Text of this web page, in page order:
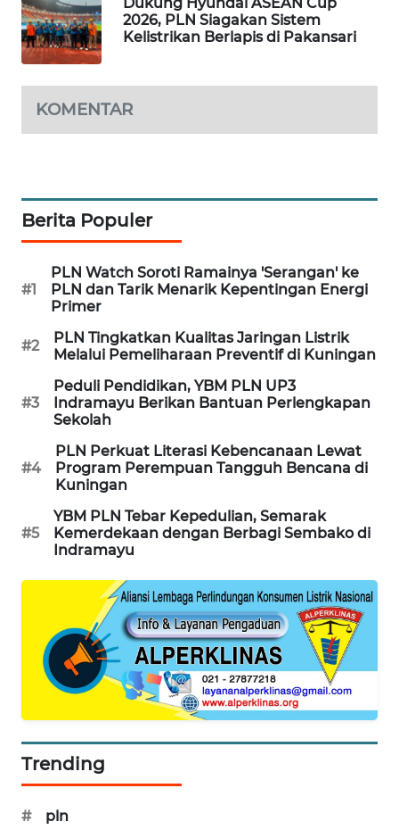
2026, PLN Siagakan Sistem
Kelistrikan Berlapis di Pakansari
KOMENTAR
Berita Populer
#1
PLN Watch Soroti Ramainya 'Serangan' ke
PLN dan Tarik Menarik Kepentingan Energi
Primer
#2
PLN Tingkatkan Kualitas Jaringan Listrik
Melalui Pemeliharaan Preventif di Kuningan
#3
Peduli Pendidikan, YBM PLN UP3
Indramayu Berikan Bantuan Perlengkapan
Sekolah
#4
PLN Perkuat Literasi Kebencanaan Lewat
Program Perempuan Tangguh Bencana di
Kuningan
#5
YBM PLN Tebar Kepedulian, Semarak
Kemerdekaan dengan Berbagi Sembako di
Indramayu
Trending
#
pln
WN
LABUHANBATU
TENGAH
WN
TEBING
TINGGI
WN
PAKPAK
WN
KARAWANG
WN
BEKASI
WN
BOGOR
WN
TAPANULI
UTARA
WN
SAMOSIR
WN
PADANG
LAWAS